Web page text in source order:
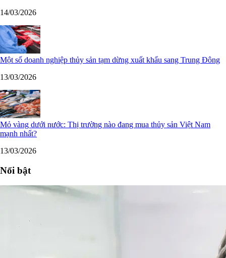
14/03/2026
Một số doanh nghiệp thủy sản tạm dừng xuất khẩu sang Trung Đông
13/03/2026
Mỏ vàng dưới nước: Thị trường nào đang mua thủy sản Việt Nam
mạnh nhất?
13/03/2026
Nổi bật